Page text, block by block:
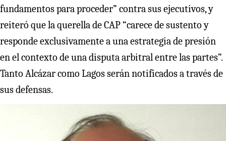
fundamentos para proceder” contra sus ejecutivos, y
reiteró que la querella de CAP “carece de sustento y
responde exclusivamente a una estrategia de presión
en el contexto de una disputa arbitral entre las partes”.
Tanto Alcázar como Lagos serán notificados a través de
sus defensas.